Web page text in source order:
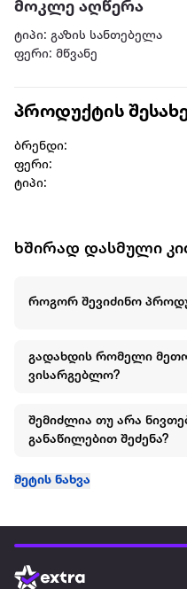
მოკლე აღწერა
ტიპი: გაზის სანთებელა
ფერი: მწვანე
პროდუქტის
ბრენდი:
ფერი:
ტიპი:
ხშირად დასმული
როგორ შევიძინო
გადახდის რომელი
ვისარგებლო?
შემიძლია თუ არა
განაწილებით შეძენა?
მეტის ნახვა